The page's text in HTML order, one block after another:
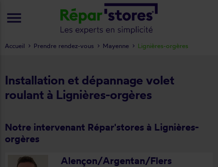
Installation et dépannage volet
roulant à Lignières-orgères
Notre intervenant Répar'stores à Lignières-
orgères
Alençon/Argentan/Flers
Accueil Prendre rendez-vous Mayenne Lignières-orgères
menu